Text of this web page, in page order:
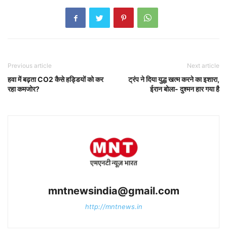
Previous article
हवा में बढ़ता CO2 कैसे हड्डियों को कर
रहा कमजोर?
Next article
ट्रंप ने दिया युद्ध खत्म करने का इशारा,
ईरान बोला- दुश्मन हार गया है
mntnewsindia@gmail.com
http://mntnews.in